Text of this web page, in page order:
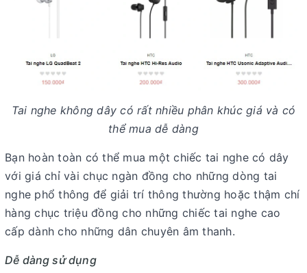
Tai nghe không dây có rất nhiều phân khúc giá và có
thể mua dễ dàng
Bạn hoàn toàn có thể mua một chiếc tai nghe có dây
với giá chỉ vài chục ngàn đồng cho những dòng tai
nghe phổ thông để giải trí thông thường hoặc thậm chí
hàng chục triệu đồng cho những chiếc tai nghe cao
cấp dành cho những dân chuyên âm thanh.
Dễ dàng sử dụng